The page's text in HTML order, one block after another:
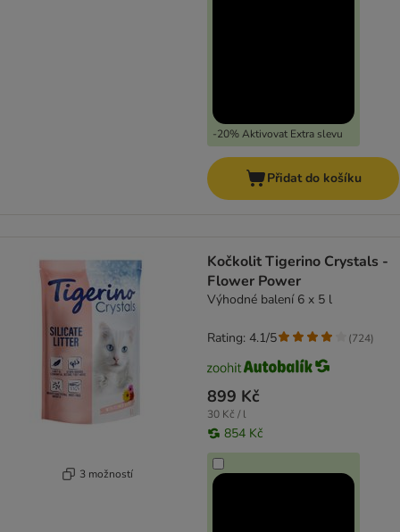
-20% Aktivovat Extra slevu
Přidat do košíku
3 možností
Kočkolit Tigerino Crystals -
Flower Power
Výhodné balení 6 x 5 l
899 Kč
30 Kč / l
854 Kč
Rating: 4.1/5 (724)